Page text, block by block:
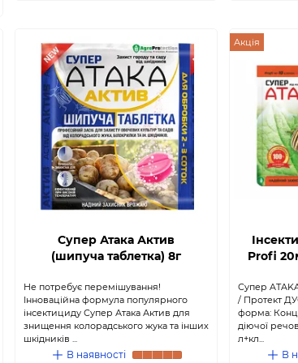
Супер Атака Актив
(шипуча таблетка) 8г
Не потребує перемішування!
Інноваційна формула популярного
інсектициду Супер Атака Актив для
знищення колорадського жука та інших
шкідників ...
В наявності
Акція
Profi
Супер
/ Протект
форма:
діючої
л+кл...
В